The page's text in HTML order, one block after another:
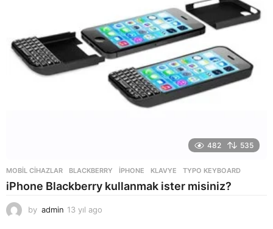
482 535
MOBIL CIHAZLAR BLACKBERRY ,IPHONE ,KLAVYE ,TYPO KEYBOARD
iPhone Blackberry kullanmak ister misiniz?
by admin 13 yıl ago